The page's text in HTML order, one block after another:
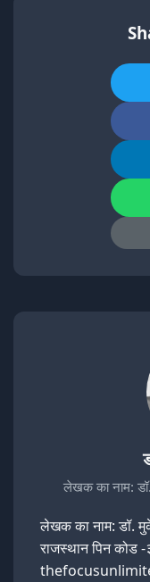
लेखक का नाम:
लेखक का नाम: डॉ.
राजस्थान पिन कोड